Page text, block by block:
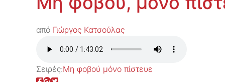
από Γιώργος Κατσούλας
Σειρές:Μη φοβού μόνο πίστευε